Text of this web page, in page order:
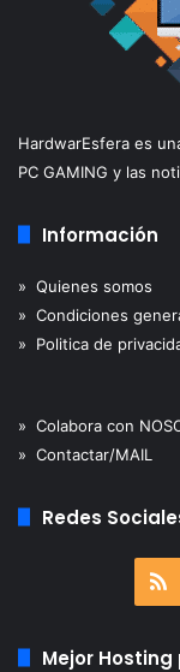
HardwarEsfera es
PC GAMING y las
Información
» Quienes somos
» Condiciones
» Politica de
» Colabora con
» Contactar/MAIL
Redes
Mejor